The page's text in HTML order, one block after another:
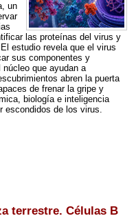
un
las proteínas del virus y
estudio revela que el virus
sus componentes y
que ayudan a
abren la puerta
de frenar la gripe y
biología e inteligencia
escondidos de los virus.
terrestre. Células B